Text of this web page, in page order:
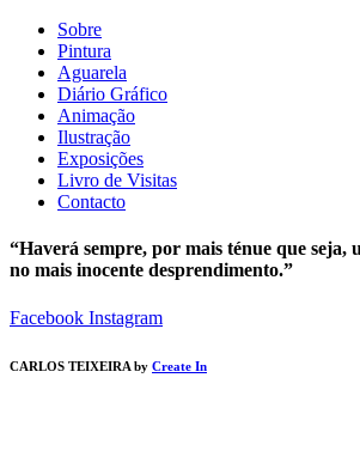
Sobre
Pintura
Aguarela
Diário Gráfico
Animação
Ilustração
Exposições
Livro de Visitas
Contacto
“Haverá sempre, por mais ténue que seja,
no mais inocente desprendimento.”
Facebook Instagram
CARLOS TEIXEIRA by Create In